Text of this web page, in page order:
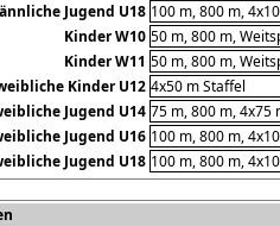
Jugend U18 100 m, 800 m,
Kinder W10 50 m, 800 m,
Kinder W11 50 m, 800 m,
Kinder U12 4x50 m Staffel
Jugend U14 75 m, 800 m, 4x75
Jugend U16 100 m, 800 m,
Jugend U18 100 m, 800 m,